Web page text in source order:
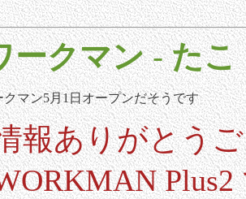
ークマン-たこ
クマン5月1日オープンだそうです
報ありがとう